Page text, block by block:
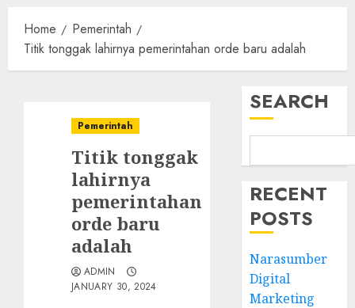
Home
Pemerintah
Titik tonggak lahirnya pemerintahan orde baru adalah
Pemerintah
Titik tonggak
lahirnya
pemerintahan
orde baru
adalah
ADMIN
JANUARY 30, 2024
SEARCH
RECENT
POSTS
Narasumber
Digital
Marketing